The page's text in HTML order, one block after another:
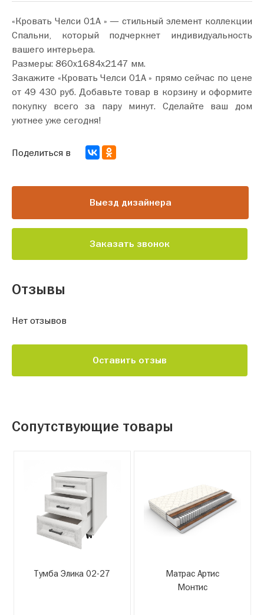
«Кровать Челси 01А » — стильный элемент коллекции
Спальни, который подчеркнет индивидуальность
вашего интерьера.
Размеры: 860х1684х2147 мм.
Закажите «Кровать Челси 01А » прямо сейчас по цене
от 49 430 руб. Добавьте товар в корзину и оформите
покупку всего за пару минут. Сделайте ваш дом
уютнее уже сегодня!
Выезд дизайнера
Заказать звонок
Поделиться в
Отзывы
Нет отзывов
Оставить отзыв
Сопутствующие товары
Тумба Элика 02-27
Матрас Артис
Монтис